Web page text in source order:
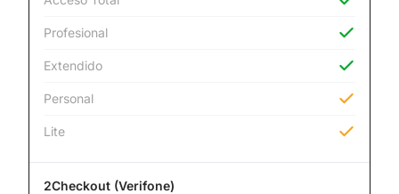
Profesional
Extendido
Personal
Lite
2Checkout (Verifone)